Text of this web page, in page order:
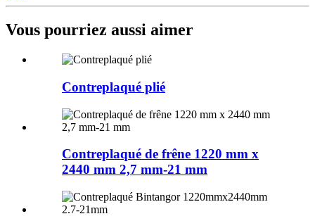
Vous pourriez aussi aimer
Contreplaqué plié
Contreplaqué de frêne 1220 mm x
2440 mm 2,7 mm-21 mm